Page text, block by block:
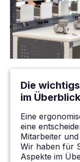
Die
im Überblick
Eine
eine
Mitarbeiter
Wir haben für
Aspekte im